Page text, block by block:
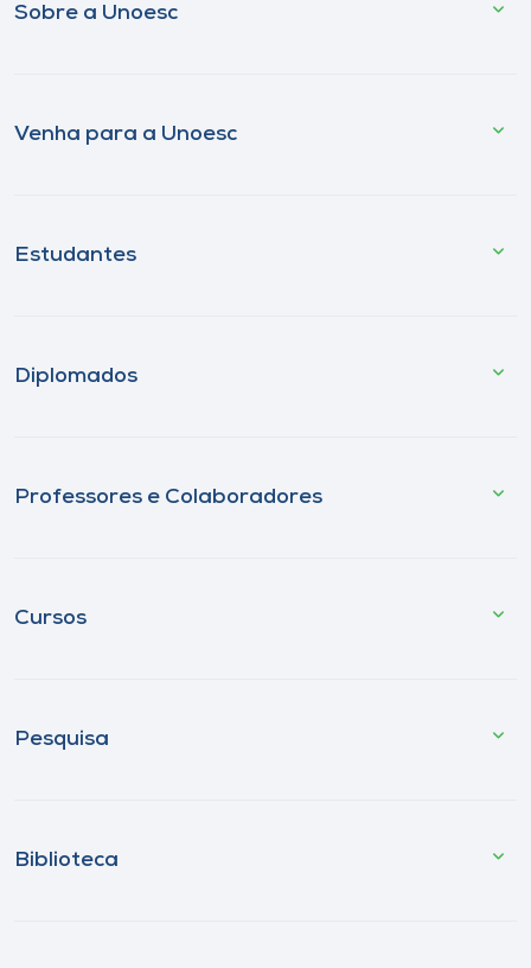
Sobre a Unoesc
Venha para a Unoesc
Estudantes
Diplomados
Professores e Colaboradores
Cursos
Pesquisa
Biblioteca